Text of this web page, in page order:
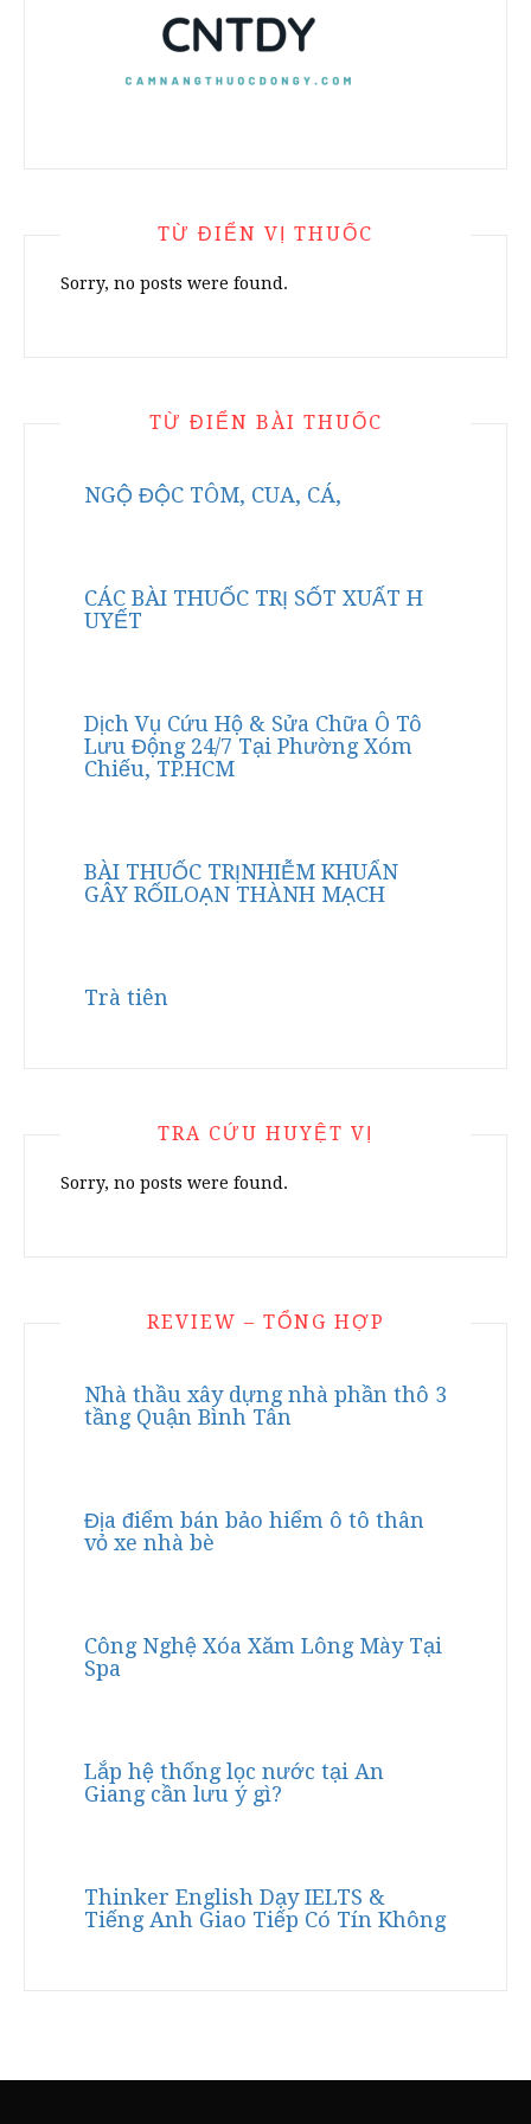
TỪ ĐIỂN VỊ THUỐC
Sorry, no posts were found.
TỪ ĐIỂN BÀI THUỐC
NGỘ ĐỘC TÔM, CUA, CÁ,
CÁC BÀI THUỐC TRỊ SỐT XUẤT H
UYẾT
Dịch Vụ Cứu Hộ & Sửa Chữa Ô Tô
Lưu Động 24/7 Tại Phường Xóm
Chiếu, TP.HCM
BÀI THUỐC TRỊNHIỄM KHUẨN
GÂY RỐILOẠN THÀNH MẠCH
Trà tiên
TRA CỨU HUYỆT VỊ
Sorry, no posts were found.
REVIEW – TỔNG HỢP
Nhà thầu xây dựng nhà phần thô 3
tầng Quận Bình Tân
Địa điểm bán bảo hiểm ô tô thân
vỏ xe nhà bè
Công Nghệ Xóa Xăm Lông Mày Tại
Spa
Lắp hệ thống lọc nước tại An
Giang cần lưu ý gì?
Thinker English Dạy IELTS &
Tiếng Anh Giao Tiếp Có Tín Không